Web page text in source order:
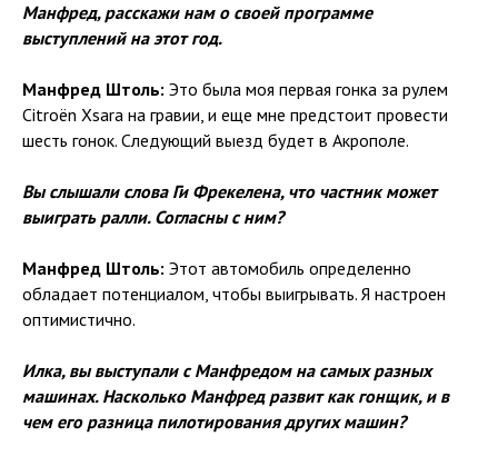
Манфред, расскажи нам о своей программе
выступлений на этот год.
Манфред Штоль: Это была моя первая гонка за рулем
Citroën Xsara на гравии, и еще мне предстоит провести
шесть гонок. Следующий выезд будет в Акрополе.
Вы слышали слова Ги Фрекелена, что частник может
выиграть ралли. Согласны с ним?
Манфред Штоль: Этот автомобиль определенно
обладает потенциалом, чтобы выигрывать. Я настроен
оптимистично.
Илка, вы выступали с Манфредом на самых разных
машинах. Насколько Манфред развит как гонщик, и в
чем его разница пилотирования других машин?